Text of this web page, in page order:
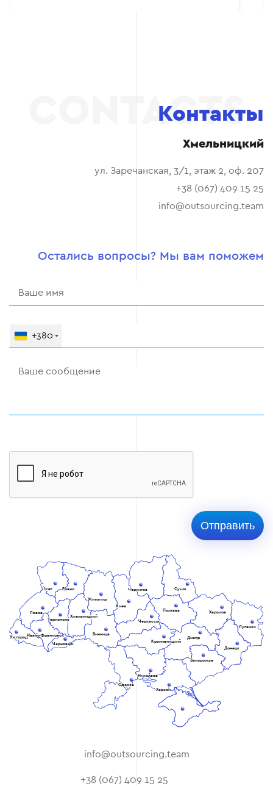
Львов
Луцк Ровно
Винница
Хмельницкий
Житомир
Черновцы
УжгородИвано-Франковск
Тернополь
Киев
Чернигов Сумы
Полтава Харьков
Луганск
Донецк
Днепр
Черкассы
Кропивницкий
Одесса
Запорожье
Херсон
Николаев
Контакты
Хмельницкий
ул. Заречанская, 3/1, этаж 2, оф. 207
+38 (067) 409 15 25
info@outsourcing.team
Остались вопросы? Мы вам поможем
+380
info@outsourcing.team
+38 (067) 409 15 25